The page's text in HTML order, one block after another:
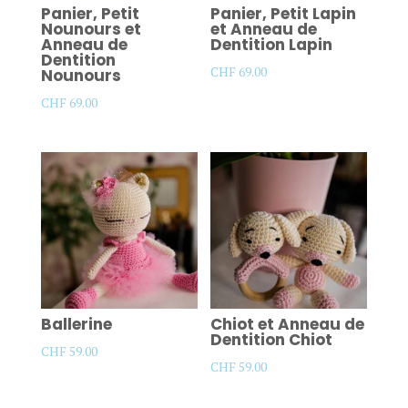
Panier, Petit
Nounours et
Anneau de
Dentition
Nounours
CHF69.00
Panier, Petit Lapin
et Anneau de
Dentition Lapin
CHF69.00
Ballerine
CHF59.00
Chiot et Anneau de
Dentition Chiot
CHF59.00